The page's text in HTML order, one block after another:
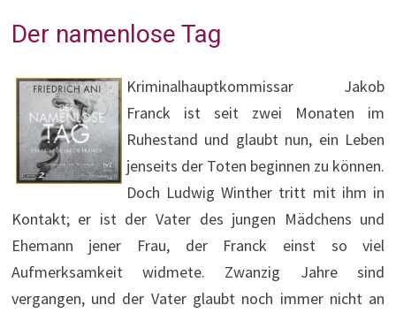
Der namenlose Tag
Kriminalhauptkommissar Jakob
Franck ist seit zwei Monaten im
Ruhestand und glaubt nun, ein Leben
jenseits der Toten beginnen zu können.
Doch Ludwig Winther tritt mit ihm in
Kontakt; er ist der Vater des jungen Mädchens und
Ehemann jener Frau, der Franck einst so viel
Aufmerksamkeit widmete. Zwanzig Jahre sind
vergangen, und der Vater glaubt noch immer nicht an